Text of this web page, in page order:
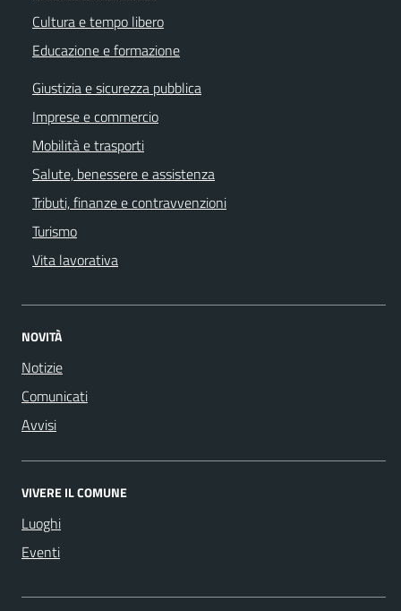
Cultura e tempo libero
Educazione e formazione
Giustizia e sicurezza pubblica
Imprese e commercio
Mobilità e trasporti
Salute, benessere e assistenza
Tributi, finanze e contravvenzioni
Turismo
Vita lavorativa
NOVITÀ
Notizie
Comunicati
Avvisi
VIVERE IL COMUNE
Luoghi
Eventi